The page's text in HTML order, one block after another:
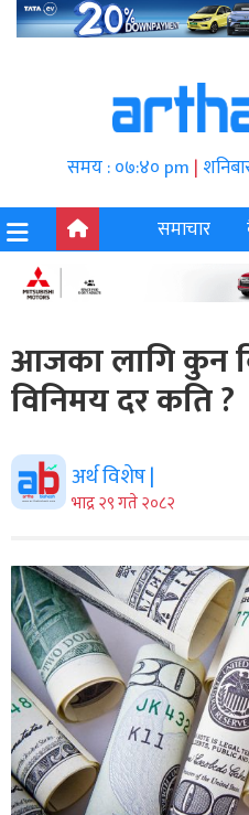
समय : ०७:४० pm |
समाचार
आजका लागि कुन
विनिमय दर कति ?
अर्थ विशेष |
भाद्र २९ गते २०८२